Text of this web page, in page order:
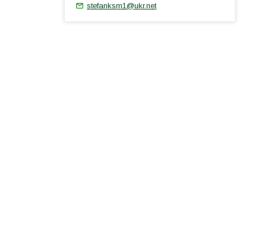
stefanksm1@ukr.net